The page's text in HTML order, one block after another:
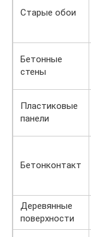
Старые обои
Бетонные
стены
Пластиковые
панели
Бетонконтакт
Деревянные
поверхности